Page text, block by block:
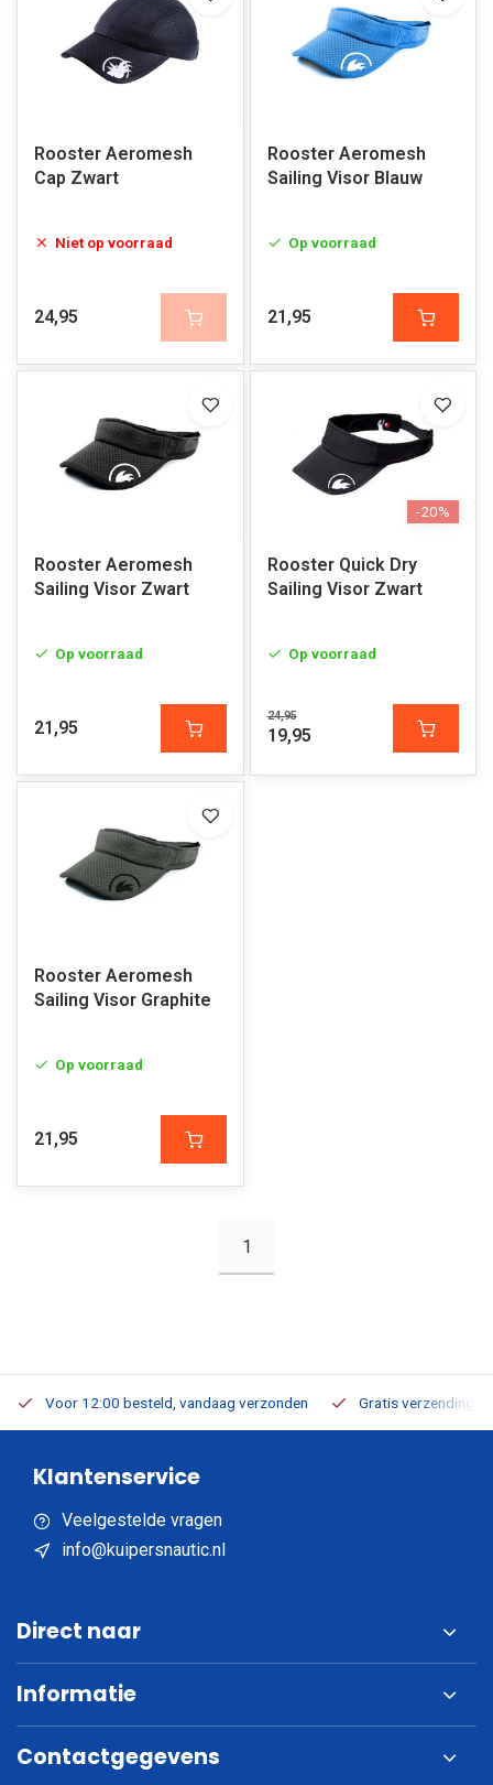
Rooster Aeromesh
Cap Zwart
Niet op voorraad
24,95
Rooster Aeromesh
Sailing Visor Blauw
Op voorraad
21,95
Rooster Aeromesh
Sailing Visor Zwart
Op voorraad
21,95
-20%
Rooster Quick Dry
Sailing Visor Zwart
Op voorraad
24,95
19,95
Rooster Aeromesh
Sailing Visor Graphite
Op voorraad
21,95
1
Voor 12:00 besteld, vandaag verzonden Gratis verzending
Klantenservice
Veelgestelde vragen
info@kuipersnautic.nl
Direct naar
Informatie
Contactgegevens